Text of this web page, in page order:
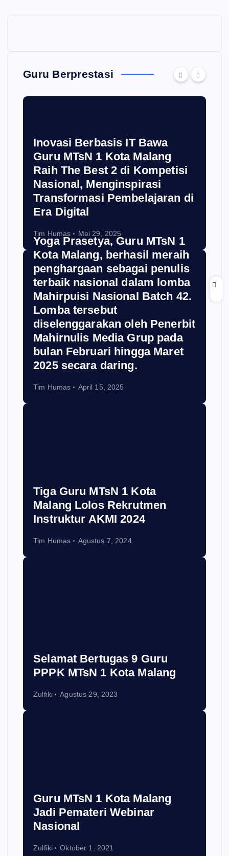
Guru Berprestasi
Inovasi Berbasis IT Bawa
Guru MTsN 1 Kota Malang
Raih The Best 2 di Kompetisi
Nasional, Menginspirasi
Transformasi Pembelajaran di
Era Digital
Tim Humas Mei 29, 2025
Yoga Prasetya, Guru MTsN 1
Kota Malang, berhasil meraih
penghargaan sebagai penulis
terbaik nasional dalam lomba
Mahirpuisi Nasional Batch 42.
Lomba tersebut
diselenggarakan oleh Penerbit
Mahirnulis Media Grup pada
bulan Februari hingga Maret
2025 secara daring.
Tim Humas April 15, 2025
Tiga Guru MTsN 1 Kota
Malang Lolos Rekrutmen
Instruktur AKMI 2024
Tim Humas Agustus 7, 2024
Selamat Bertugas 9 Guru
PPPK MTsN 1 Kota Malang
Zulfiki Agustus 29, 2023
Guru MTsN 1 Kota Malang
Jadi Pemateri Webinar
Nasional
Zulfiki Oktober 1, 2021